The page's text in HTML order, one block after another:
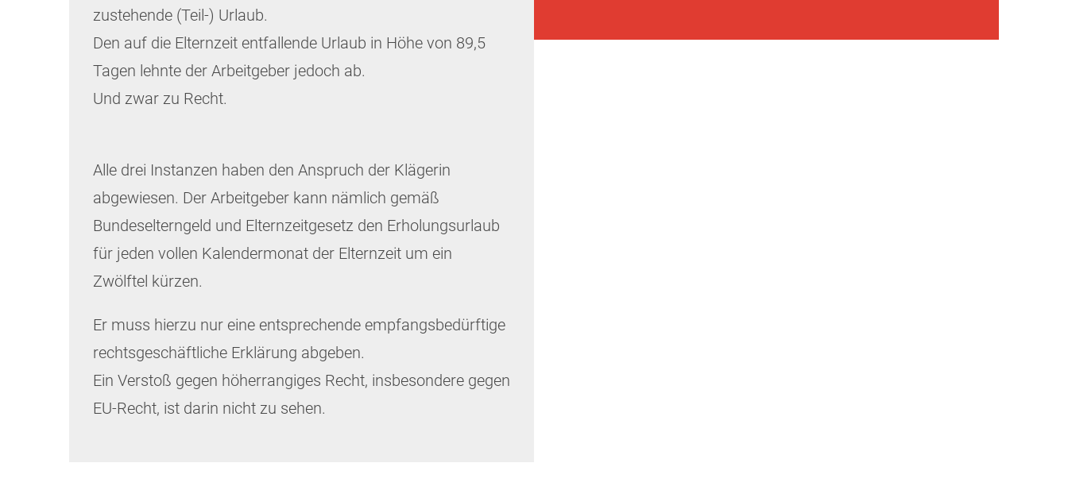
zustehende (Teil-) Urlaub.
Den auf die Elternzeit entfallende Urlaub in Höhe von 89,5
Tagen lehnte der Arbeitgeber jedoch ab.
Und zwar zu Recht.
Alle drei Instanzen haben den Anspruch der Klägerin
abgewiesen. Der Arbeitgeber kann nämlich gemäß
Bundeselterngeld und Elternzeitgesetz den Erholungsurlaub
für jeden vollen Kalendermonat der Elternzeit um ein
Zwölftel kürzen.
Er muss hierzu nur eine entsprechende empfangsbedürftige
rechtsgeschäftliche Erklärung abgeben.
Ein Verstoß gegen höherrangiges Recht, insbesondere gegen
EU-Recht, ist darin nicht zu sehen.